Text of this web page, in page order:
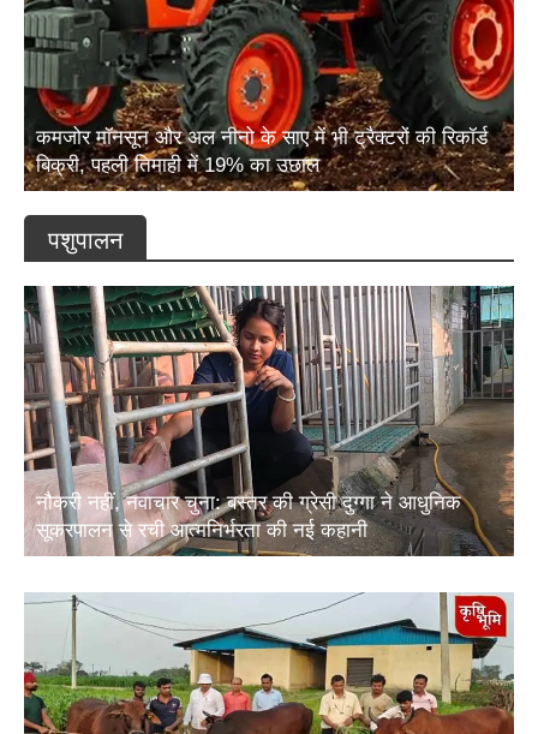
कमजोर मॉनसून और अल नीनो के साए में भी ट्रैक्टरों की रिकॉर्ड
बिक्री, पहली तिमाही में 19% का उछाल
पशुपालन
नौकरी नहीं, नवाचार चुना: बस्तर की ग्रेसी दुग्गा ने आधुनिक
सूकरपालन से रची आत्मनिर्भरता की नई कहानी